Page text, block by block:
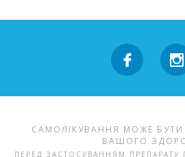
САМОЛІКУВАННЯ МОЖЕ
ВАШОГО
ПЕРЕД ЗАСТОСУВАННЯМ ПРЕПАРАТУ